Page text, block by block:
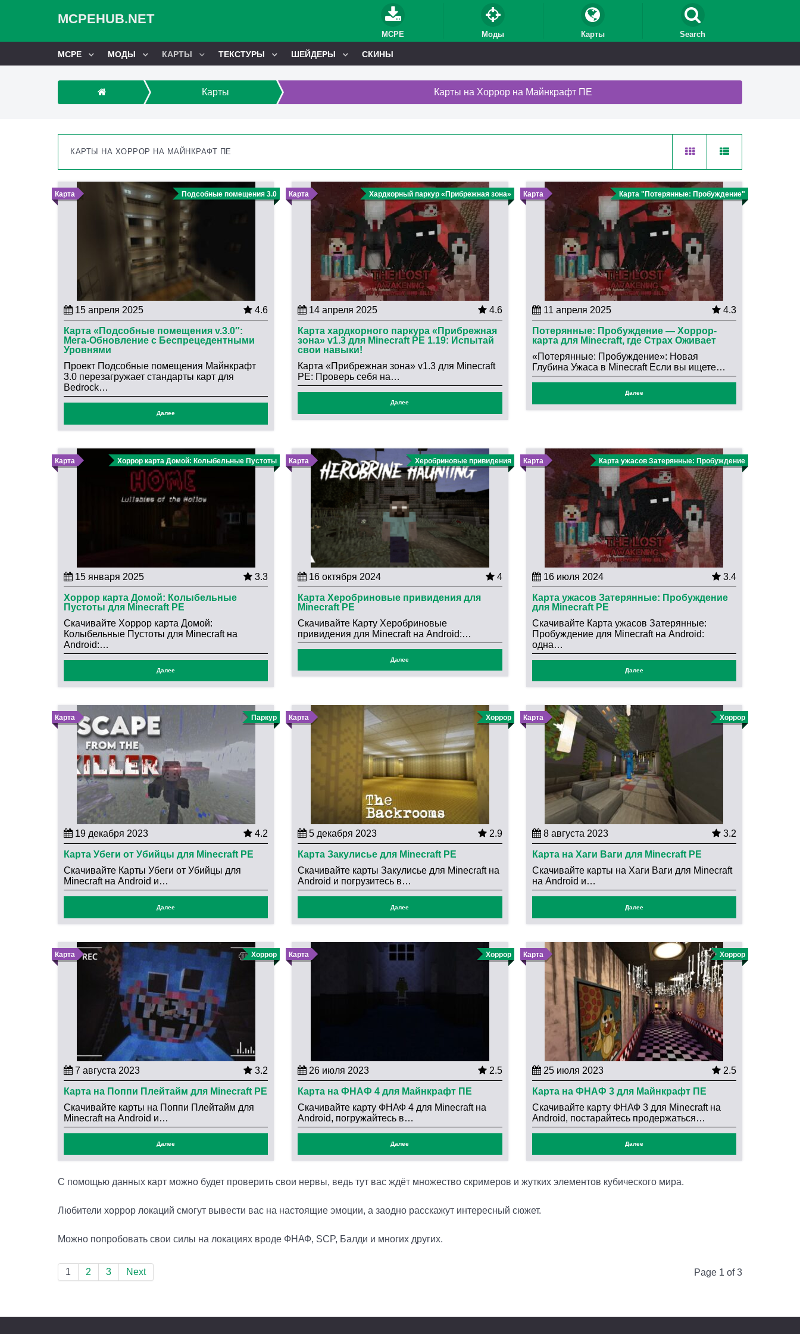
MCPEHUB.NET
MCPE Моды Карты Search
MCPE МОДЫ КАРТЫ ТЕКСТУРЫ ШЕЙДЕРЫ СКИНЫ
Карты Карты на Хоррор на Майнкрафт ПЕ
КАРТЫ НА ХОРРОР НА МАЙНКРАФТ ПЕ
Карта Подсобные помещения 3.0
15 апреля 2025 4.6
Карта «Подсобные помещения v.3.0″:
Мега-Обновление с Беспрецедентными
Уровнями
Проект Подсобные помещения Майнкрафт
3.0 перезагружает стандарты карт для
Bedrock…
Далее
Карта Хардкорный паркур «Прибрежная зона»
14 апреля 2025 4.6
Карта хардкорного паркура «Прибрежная
зона» v1.3 для Minecraft PE 1.19: Испытай
свои навыки!
Карта «Прибрежная зона» v1.3 для Minecraft
PE: Проверь себя на…
Далее
Карта Карта "Потерянные: Пробуждение"
11 апреля 2025 4.3
Потерянные: Пробуждение — Хоррор-
карта для Minecraft, где Страх Оживает
«Потерянные: Пробуждение»: Новая
Глубина Ужаса в Minecraft Если вы ищете…
Далее
Карта Хоррор карта Домой: Колыбельные Пустоты
15 января 2025 3.3
Хоррор карта Домой: Колыбельные
Пустоты для Minecraft PE
Скачивайте Хоррор карта Домой:
Колыбельные Пустоты для Minecraft на
Android:…
Далее
Карта Херобриновые привидения
16 октября 2024 4
Карта Херобриновые привидения для
Minecraft PE
Скачивайте Карту Херобриновые
привидения для Minecraft на Android:…
Далее
Карта Карта ужасов Затерянные: Пробуждение
16 июля 2024 3.4
Карта ужасов Затерянные: Пробуждение
для Minecraft PE
Скачивайте Карта ужасов Затерянные:
Пробуждение для Minecraft на Android:
одна…
Далее
Карта Паркур
19 декабря 2023 4.2
Карта Убеги от Убийцы для Minecraft PE
Скачивайте Карты Убеги от Убийцы для
Minecraft на Android и…
Далее
Карта Хоррор
5 декабря 2023 2.9
Карта Закулисье для Minecraft PE
Скачивайте карты Закулисье для Minecraft на
Android и погрузитесь в…
Далее
Карта Хоррор
8 августа 2023 3.2
Карта на Хаги Ваги для Minecraft PE
Скачивайте карты на Хаги Ваги для Minecraft
на Android и…
Далее
Карта Хоррор
7 августа 2023 3.2
Карта на Поппи Плейтайм для Minecraft PE
Скачивайте карты на Поппи Плейтайм для
Minecraft на Android и…
Далее
Карта Хоррор
26 июля 2023 2.5
Карта на ФНАФ 4 для Майнкрафт ПЕ
Скачивайте карту ФНАФ 4 для Minecraft на
Android, погружайтесь в…
Далее
Карта Хоррор
25 июля 2023 2.5
Карта на ФНАФ 3 для Майнкрафт ПЕ
Скачивайте карту ФНАФ 3 для Minecraft на
Android, постарайтесь продержаться…
Далее
С помощью данных карт можно будет проверить свои нервы, ведь тут вас ждёт множество скримеров и жутких элементов кубического мира.
Любители хоррор локаций смогут вывести вас на настоящие эмоции, а заодно расскажут интересный сюжет.
Можно попробовать свои силы на локациях вроде ФНАФ, SCP, Балди и многих других.
Page 1 of 3
1 2 3 Next